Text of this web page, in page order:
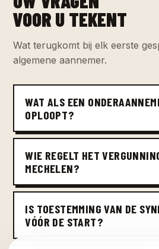
VOOR U TEKENT
Wat terugkomt bij elk eerste
algemene aannemer.
WAT ALS EEN
OPLOOPT?
WIE REGELT HET
MECHELEN?
IS TOESTEMMING VAN DE
VÓÓR DE START?